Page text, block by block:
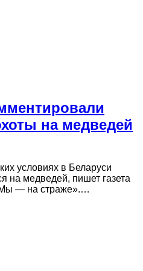
на медведей
условиях в Беларуси
на медведей, пишет газета
— на страже».…